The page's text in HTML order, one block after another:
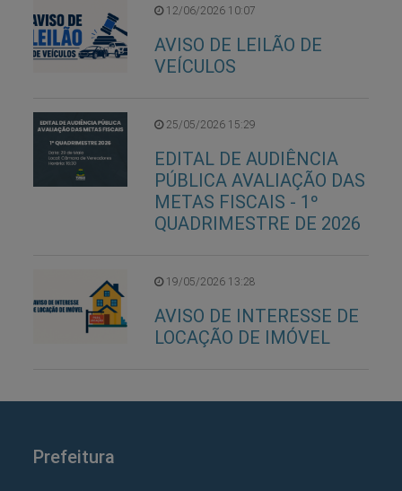
12/06/2026 10:07
AVISO DE LEILÃO DE
VEÍCULOS
25/05/2026 15:29
EDITAL DE AUDIÊNCIA
PÚBLICA AVALIAÇÃO DAS
METAS FISCAIS - 1º
QUADRIMESTRE DE 2026
19/05/2026 13:28
AVISO DE INTERESSE DE
LOCAÇÃO DE IMÓVEL
Prefeitura